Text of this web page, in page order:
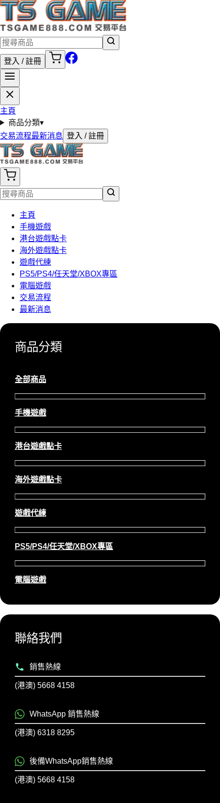
登入 / 註冊
主頁
商品分類▾
交易流程最新消息 登入 / 註冊
主頁
手機遊戲
港台遊戲點卡
海外遊戲點卡
遊戲代練
PS5/PS4/任天堂/XBOX專區
電腦遊戲
交易流程
最新消息
商品分類
全部商品
手機遊戲
港台遊戲點卡
海外遊戲點卡
遊戲代練
PS5/PS4/任天堂/XBOX專區
電腦遊戲
聯絡我們
銷售熱線
(港澳) 5668 4158
WhatsApp 銷售熱線
(港澳) 6318 8295
後備WhatsApp銷售熱線
(港澳) 5668 4158